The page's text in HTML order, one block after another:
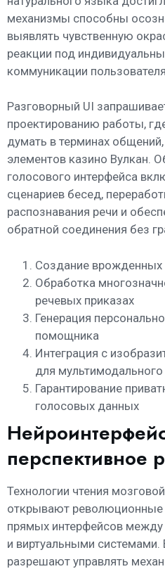
механизмы способны
выявлять чувственную
реакции под
коммуникации пользователя.
Разговорный UI
проектированию работы,
думать в терминах
элементов казино Вулкан.
голосового интерфейса
сценариев бесед,
распознавания речи и
обратной соединения без
Создание врожденных
Обработка
речевых приказах
Генерация
помощника
Интеграция с
для мультимодального
Гарантирование
голосовых данных
перспективное
Технологии чтения
открывают революционные
прямых интерфейсов
и виртуальными
разрешают управлять